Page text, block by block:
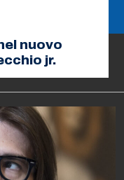
nuovo
jr.